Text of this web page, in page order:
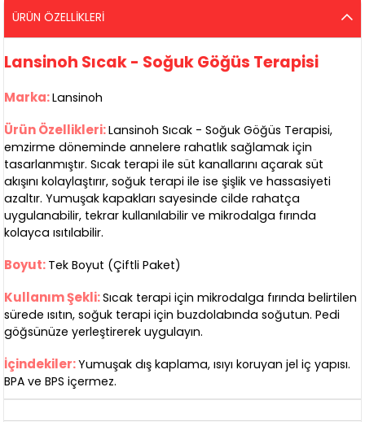
ÜRÜN ÖZELLIKLERI
Lansinoh Sıcak - Soğuk Göğüs Terapisi
Marka:Lansinoh
Ürün Özellikleri:Lansinoh Sıcak - Soğuk Göğüs Terapisi,
emzirme döneminde annelere rahatlık sağlamak için
tasarlanmıştır. Sıcak terapi ile süt kanallarını açarak süt
akışını kolaylaştırır, soğuk terapi ile ise şişlik ve hassasiyeti
azaltır. Yumuşak kapakları sayesinde cilde rahatça
uygulanabilir, tekrar kullanılabilir ve mikrodalga fırında
kolayca ısıtılabilir.
Boyut: Tek Boyut (Çiftli Paket)
Kullanım Şekli:Sıcak terapi için mikrodalga fırında belirtilen
sürede ısıtın, soğuk terapi için buzdolabında soğutun. Pedi
göğsünüze yerleştirerek uygulayın.
İçindekiler:Yumuşak dış kaplama, ısıyı koruyan jel iç yapısı.
BPA ve BPS içermez.